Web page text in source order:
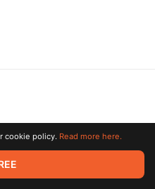
reserved. All trademarks
owners.
cookie policy. Read more here.